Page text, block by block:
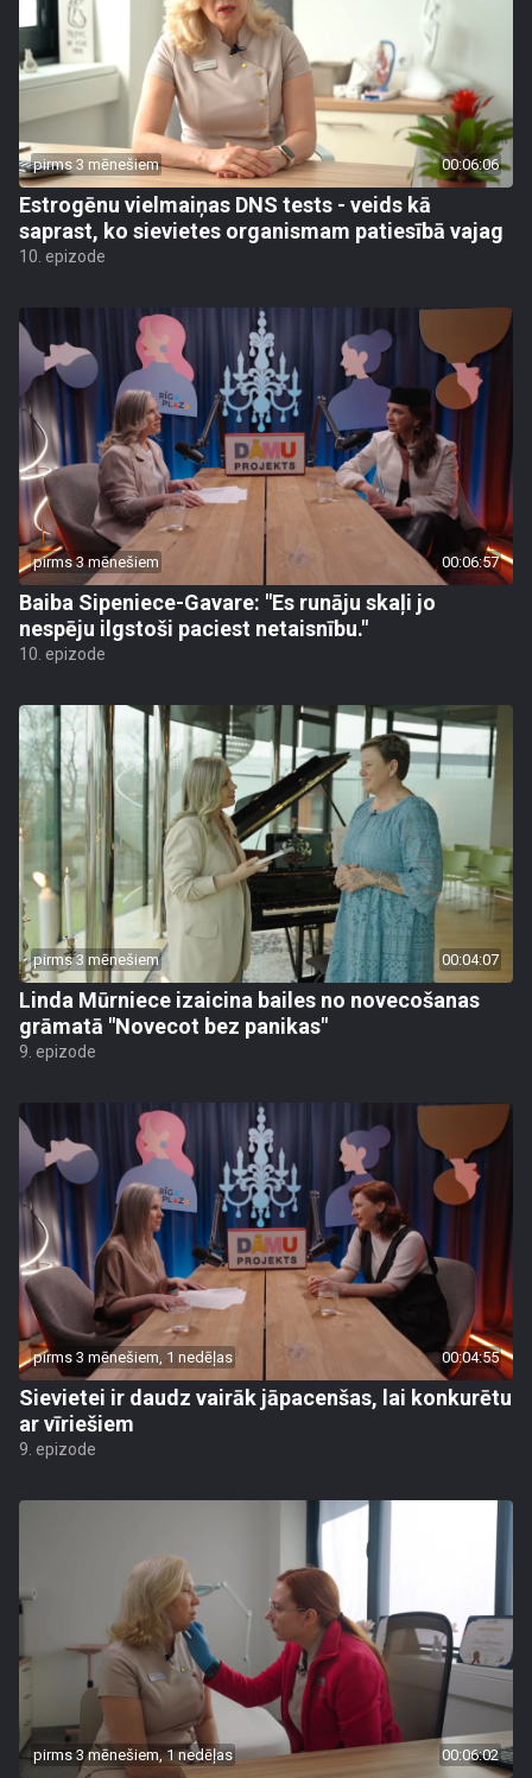
pirms 3 mēnešiem 00:06:06
Estrogēnu vielmaiņas DNS tests - veids kā
saprast, ko sievietes organismam patiesībā vajag
10. epizode
pirms 3 mēnešiem 00:06:57
Baiba Sipeniece-Gavare: "Es runāju skaļi jo
nespēju ilgstoši paciest netaisnību."
10. epizode
pirms 3 mēnešiem 00:04:07
Linda Mūrniece izaicina bailes no novecošanas
grāmatā "Novecot bez panikas"
9. epizode
pirms 3 mēnešiem, 1 nedēļas 00:04:55
Sievietei ir daudz vairāk jāpacenšas, lai konkurētu
ar vīriešiem
9. epizode
pirms 3 mēnešiem, 1 nedēļas 00:06:02